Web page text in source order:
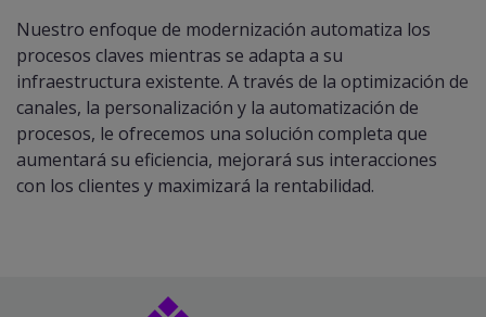
Nuestro enfoque de modernización automatiza los
procesos claves mientras se adapta a su
infraestructura existente. A través de la optimización de
canales, la personalización y la automatización de
procesos, le ofrecemos una solución completa que
aumentará su eficiencia, mejorará sus interacciones
con los clientes y maximizará la rentabilidad.